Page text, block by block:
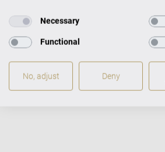
Necessary
Functional
No, adjust Deny